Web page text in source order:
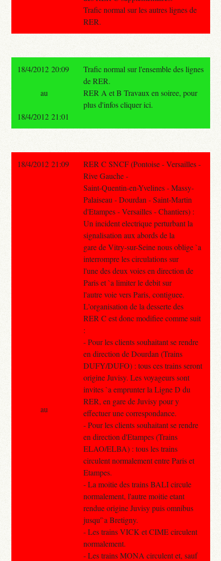
Trafic normal sur les autres lignes de
RER.
18/4/2012 20:09
Trafic normal sur l'ensemble des lignes
de RER.
RER A et B Travaux en soiree, pour
plus d'infos cliquer ici.
au
18/4/2012 21:01
18/4/2012 21:09
RER C SNCF (Pontoise - Versailles -
Rive Gauche -
Saint-Quentin-en-Yvelines - Massy-
Palaiseau - Dourdan - Saint-Martin
d'Etampes - Versailles - Chantiers) :
Un incident electrique perturbant la
signalisation aux abords de la
gare de Vitry-sur-Seine nous oblige `a
interrompre les circulations sur
l'une des deux voies en direction de
Paris et `a limiter le debit sur
l'autre voie vers Paris, contiguee.
L'organisation de la desserte des
RER C est donc modifiee comme suit
:
- Pour les clients souhaitant se rendre
en direction de Dourdan (Trains
DUFY/DUFO) : tous ces trains seront
origine Juvisy. Les voyageurs sont
invites `a emprunter la Ligne D du
RER, en gare de Juvisy pour y
effectuer une correspondance.
- Pour les clients souhaitant se rendre
en direction d'Etampes (Trains
ELAO/ELBA) : tous les trains
circulent normalement entre Paris et
Etampes.
- La moitie des trains BALI circule
normalement, l'autre moitie etant
rendue origine Juvisy puis omnibus
jusqu'`a Bretigny.
- Les trains VICK et CIME circulent
normalement.
- Les trains MONA circulent et, sauf
au